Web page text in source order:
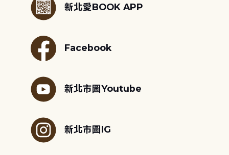
新北愛BOOK APP
Facebook
新北市圖Youtube
新北市圖IG